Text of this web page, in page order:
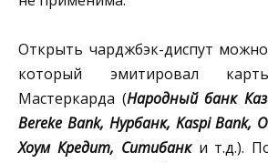
Открыть чарджбэк-диспут
который эмитировал
Мастеркарда (Народный банк
Bereke Bank, Нурбанк, Kaspi Bank,
Хоум Кредит, Ситибанки т.д.).